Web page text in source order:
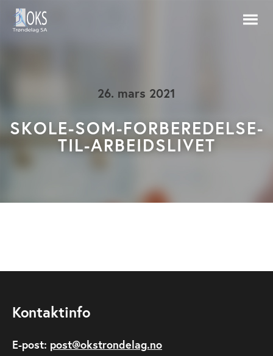
26. mars 2021
SKOLE-SOM-FORBEREDELSE-
TIL-ARBEIDSLIVET
Kontaktinfo
E-post: post@okstrondelag.no